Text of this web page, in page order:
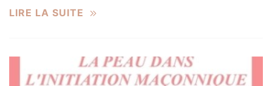
LIRE LA SUITE